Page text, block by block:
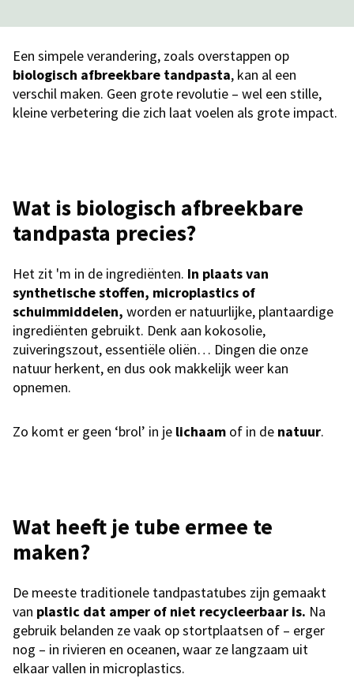
Een simpele verandering, zoals overstappen op
biologisch afbreekbare tandpasta, kan al een
verschil maken. Geen grote revolutie – wel een stille,
kleine verbetering die zich laat voelen als grote impact.
Wat is biologisch afbreekbare
tandpasta precies?
Het zit 'm in de ingrediënten. In plaats van
synthetische stoffen, microplastics of
schuimmiddelen, worden er natuurlijke, plantaardige
ingrediënten gebruikt. Denk aan kokosolie,
zuiveringszout, essentiële oliën… Dingen die onze
natuur herkent, en dus ook makkelijk weer kan
opnemen.
Zo komt er geen ‘brol’ in je lichaam of in de natuur.
Wat heeft je tube ermee te
maken?
De meeste traditionele tandpastatubes zijn gemaakt
van plastic dat amper of niet recycleerbaar is. Na
gebruik belanden ze vaak op stortplaatsen of – erger
nog – in rivieren en oceanen, waar ze langzaam uit
elkaar vallen in microplastics.